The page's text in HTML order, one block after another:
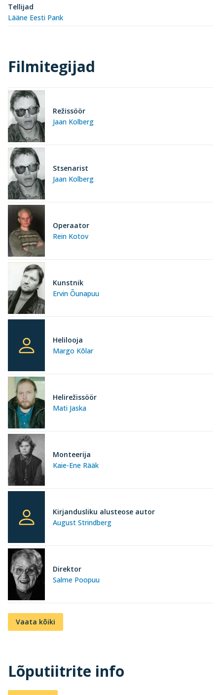
Tellijad
Lääne Eesti Pank
Filmitegijad
Jaan Kolberg
Režissöör
Jaan Kolberg
Stsenarist
Rein Kotov
Operaator
Ervin Õunapuu
Kunstnik
Margo Kõlar
Helilooja
Mati Jaska
Helirežissöör
Kaie-Ene Rääk
Monteerija
August Strindberg
Kirjandusliku alusteose autor
Salme Poopuu
Direktor
Vaata kõiki
Lõputiitrite info